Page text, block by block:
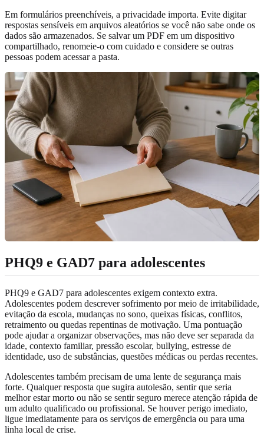
Em formulários preenchíveis, a privacidade importa. Evite digitar
respostas sensíveis em arquivos aleatórios se você não sabe onde os
dados são armazenados. Se salvar um PDF em um dispositivo
compartilhado, renomeie-o com cuidado e considere se outras
pessoas podem acessar a pasta.
PHQ9 e GAD7 para adolescentes
PHQ9 e GAD7 para adolescentes exigem contexto extra.
Adolescentes podem descrever sofrimento por meio de irritabilidade,
evitação da escola, mudanças no sono, queixas físicas, conflitos,
retraimento ou quedas repentinas de motivação. Uma pontuação
pode ajudar a organizar observações, mas não deve ser separada da
idade, contexto familiar, pressão escolar, bullying, estresse de
identidade, uso de substâncias, questões médicas ou perdas recentes.
Adolescentes também precisam de uma lente de segurança mais
forte. Qualquer resposta que sugira autolesão, sentir que seria
melhor estar morto ou não se sentir seguro merece atenção rápida de
um adulto qualificado ou profissional. Se houver perigo imediato,
ligue imediatamente para os serviços de emergência ou para uma
linha local de crise.